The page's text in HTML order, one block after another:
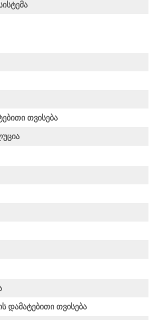
Თვისება
Დამატებითი Თვისება